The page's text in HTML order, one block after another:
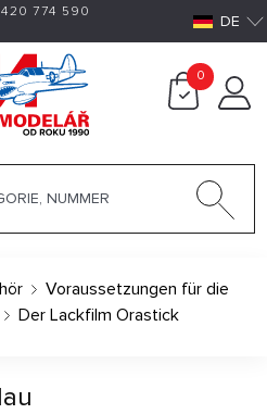
774 590
DE
0
Voraussetzungen für die
Der Lackfilm Orastick